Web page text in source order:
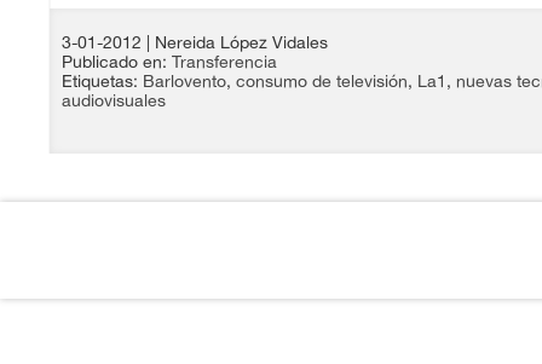
3-01-2012
| Nereida López Vidales
Publicado en: Transferencia
Etiquetas: Barlovento, consumo de televisión, La1 , nuevas
audiovisuales